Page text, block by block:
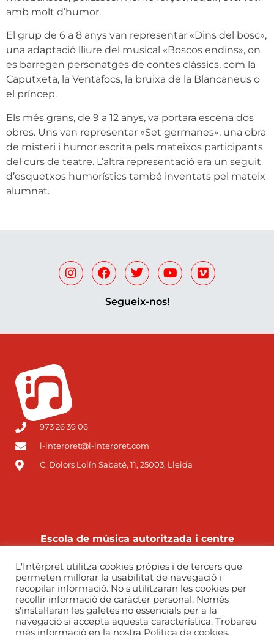
amb molt d’humor.
El grup de 6 a 8 anys van representar «Dins del bosc»,
una adaptació lliure del musical «Boscos endins», on
es barregen personatges de contes clàssics, com la
Caputxeta, la Ventafocs, la bruixa de la Blancaneus o
el príncep.
Els més grans, de 9 a 12 anys, va portara escena dos
obres. Uns van representar «Set germanes», una obra
de misteri i humor escrita pels mateixos participants
del curs de teatre. L’altra representació era un seguit
d’esquetxos humorístics també inventats pel mateix
alumnat.
Segueix-nos!
973 26 39 06
l-interpret@l-interpret.com
C. Dolors Lolín Sabaté, 11, 25003, Lleida
Escola de música autoritzada i centre
Departament d’Educació de la Generalitat de
Catalunya
L'Intèrpret utilitza cookies pròpies i de tercers que
permeten millorar la usabilitat de navegació i
recopilar informació. No s'utilitzaran les cookies per
recollir informació de caràcter personal. Només
s'instal·laran les galetes no essencials per a la
navegació si accepta aquesta característica. Trobareu
més informació en la nostra Política de cookies.